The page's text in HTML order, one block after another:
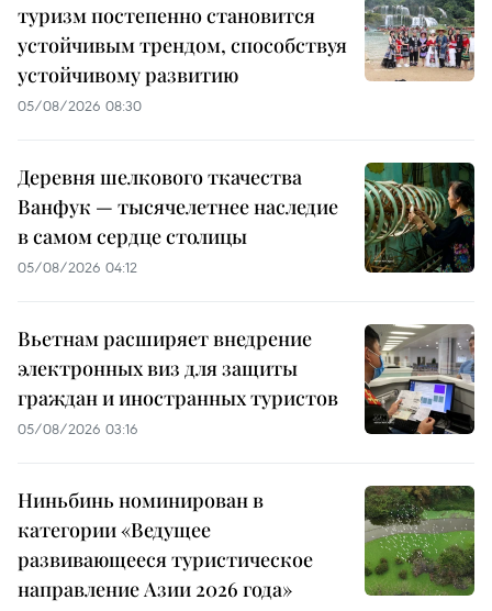
туризм постепенно становится
устойчивым трендом, способствуя
устойчивому развитию
05/08/2026 08:30
Деревня шелкового ткачества
Ванфук — тысячелетнее наследие
в самом сердце столицы
05/08/2026 04:12
Вьетнам расширяет внедрение
электронных виз для защиты
граждан и иностранных туристов
05/08/2026 03:16
Ниньбинь номинирован в
категории «Ведущее
развивающееся туристическое
направление Азии 2026 года»